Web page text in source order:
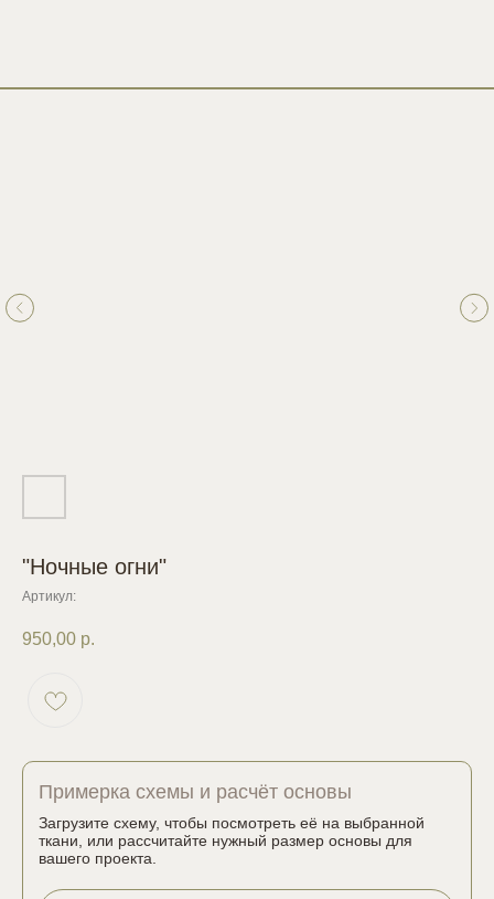
"Ночные огни"
Артикул:
950,00 р.
Примерка схемы и расчёт основы
Загрузите схему, чтобы посмотреть её на выбранной
ткани, или рассчитайте нужный размер основы для
вашего проекта.